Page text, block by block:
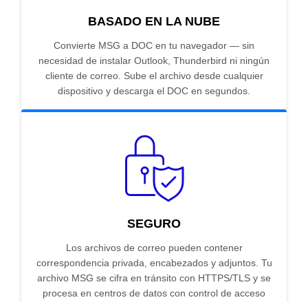
BASADO EN LA NUBE
Convierte MSG a DOC en tu navegador — sin
necesidad de instalar Outlook, Thunderbird ni ningún
cliente de correo. Sube el archivo desde cualquier
dispositivo y descarga el DOC en segundos.
SEGURO
Los archivos de correo pueden contener
correspondencia privada, encabezados y adjuntos. Tu
archivo MSG se cifra en tránsito con HTTPS/TLS y se
procesa en centros de datos con control de acceso